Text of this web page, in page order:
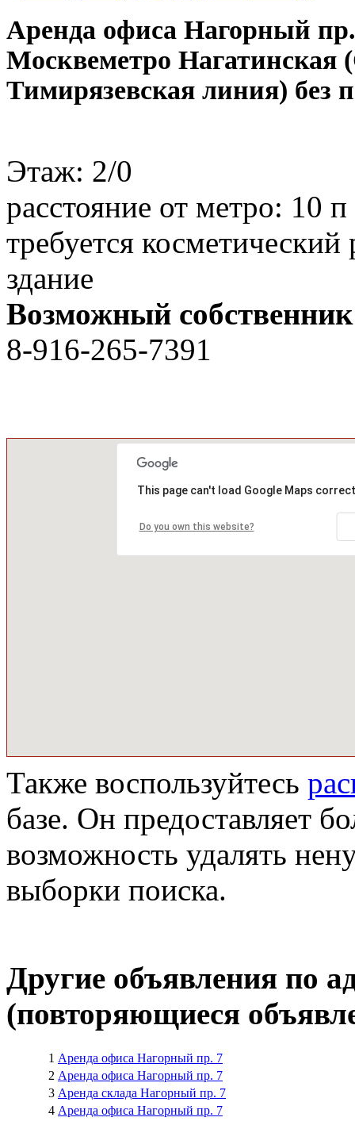
Аренда офиса Нагорный
Москвеметро Нагатинская
Тимирязевская линия) без
Этаж: 2/0
расстояние от метро: 10 п
требуется
здание
Возможный
8-916-265-7391
This page can't load Google Maps
Do you own this website?
Также воспользуйтесь
базе. Он предоставляет
возможность удалять
выборки поиска.
Другие объявления по
(повторяющиеся
1 Аренда офиса Нагорный пр. 7
2 Аренда офиса Нагорный пр. 7
3 Аренда склада Нагорный пр. 7
4 Аренда офиса Нагорный пр. 7